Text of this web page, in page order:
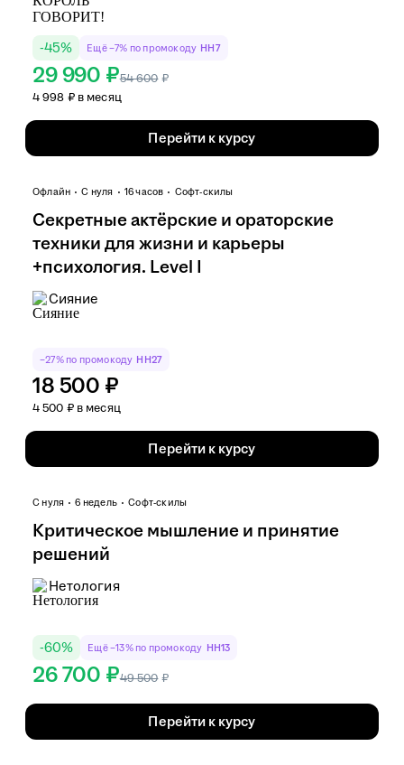
-45% Ещё −7% по промокоду HH7
29 990 ₽54 600 ₽
4 998 ₽ в месяц
Перейти к курсу
Офлайн С нуля 16 часов Софт-скилы
Секретные актёрские и ораторские
техники для жизни и карьеры
+психология. Level I
Сияние
−27% по промокоду HH27
18 500 ₽
4 500 ₽ в месяц
Перейти к курсу
С нуля 6 недель Софт-скилы
Критическое мышление и принятие
решений
Нетология
-60% Ещё −13% по промокоду HH13
26 700 ₽49 500 ₽
Перейти к курсу